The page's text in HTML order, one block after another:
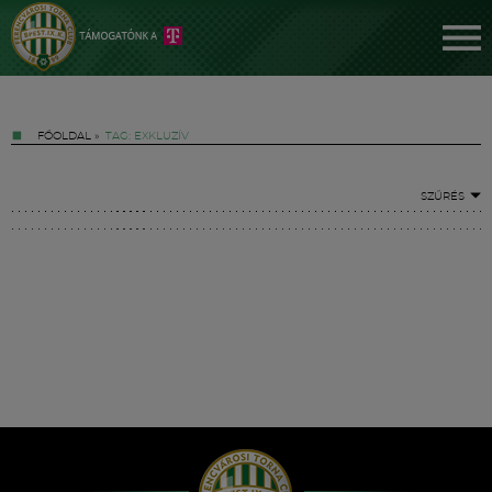
FŐOLDAL » TAG: EXKLUZÍV
SZŰRÉS
Hírek